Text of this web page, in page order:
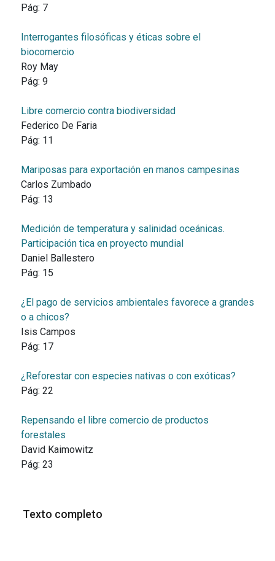
Pág: 7
Interrogantes filosóficas y éticas sobre el
biocomercio
Roy May
Pág: 9
Libre comercio contra biodiversidad
Federico De Faria
Pág: 11
Mariposas para exportación en manos campesinas
Carlos Zumbado
Pág: 13
Medición de temperatura y salinidad oceánicas.
Participación tica en proyecto mundial
Daniel Ballestero
Pág: 15
¿El pago de servicios ambientales favorece a grandes
o a chicos?
Isis Campos
Pág: 17
¿Reforestar con especies nativas o con exóticas?
Pág: 22
Repensando el libre comercio de productos
forestales
David Kaimowitz
Pág: 23
Texto completo